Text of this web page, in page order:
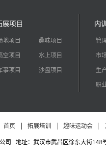
展项目
地项目 趣味项目
空项目 水上项目
事项目 沙盘项目
内
管
市
生
职
首页 拓展培训 趣味运动会
公司 地址：武汉市武昌区徐东大街